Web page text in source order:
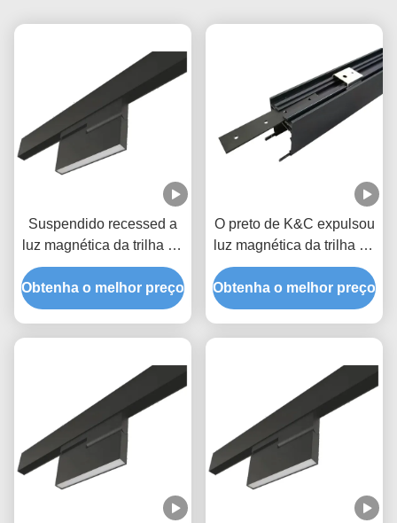
Suspendido recessed a
luz magnética da trilha do
diodo emissor de luz de
3000K 20W DC24V
Obtenha o melhor preço
O preto de K&C expulsou
luz magnética da trilha do
diodo emissor de luz de
77mm
Obtenha o melhor preço